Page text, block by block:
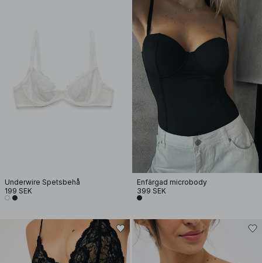
Underwire Spetsbehå
199 SEK
Enfärgad microbody
399 SEK